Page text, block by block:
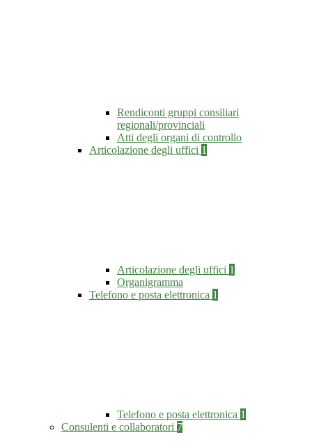
Rendiconti gruppi consiliari
regionali/provinciali
Atti degli organi di controllo
Articolazione degli uffici 1
Articolazione degli uffici 1
Organigramma
Telefono e posta elettronica 1
Telefono e posta elettronica 1
Consulenti e collaboratori 7